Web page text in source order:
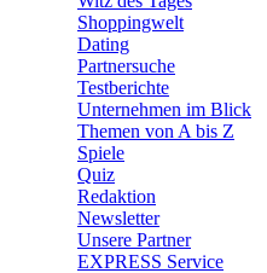
Shoppingwelt
Dating
Partnersuche
Testberichte
Unternehmen im Blick
Themen von A bis Z
Spiele
Quiz
Redaktion
Newsletter
Unsere Partner
EXPRESS Service